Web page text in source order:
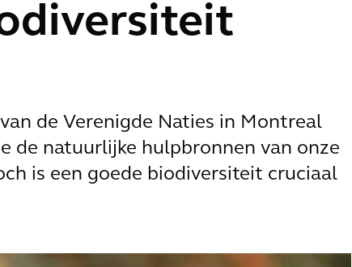
de Verenigde Naties in Montreal
de natuurlijke hulpbronnen van onze
is een goede biodiversiteit cruciaal